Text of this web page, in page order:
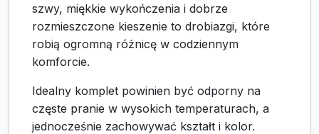
szwy, miękkie wykończenia i dobrze
rozmieszczone kieszenie to drobiazgi, które
robią ogromną różnicę w codziennym
komforcie.
Idealny komplet powinien być odporny na
częste pranie w wysokich temperaturach, a
jednocześnie zachowywać kształt i kolor.